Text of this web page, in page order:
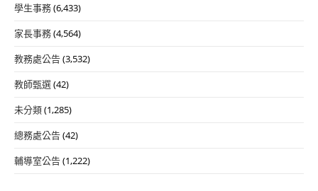
學生事務(6,433)
家長事務(4,564)
教務處公告(3,532)
教師甄選(42)
未分類(1,285)
總務處公告(42)
輔導室公告(1,222)